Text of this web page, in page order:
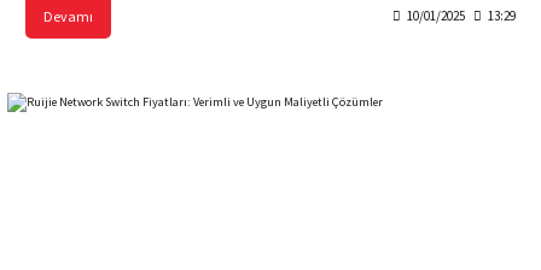
Devamı 10/01/2025 13:29